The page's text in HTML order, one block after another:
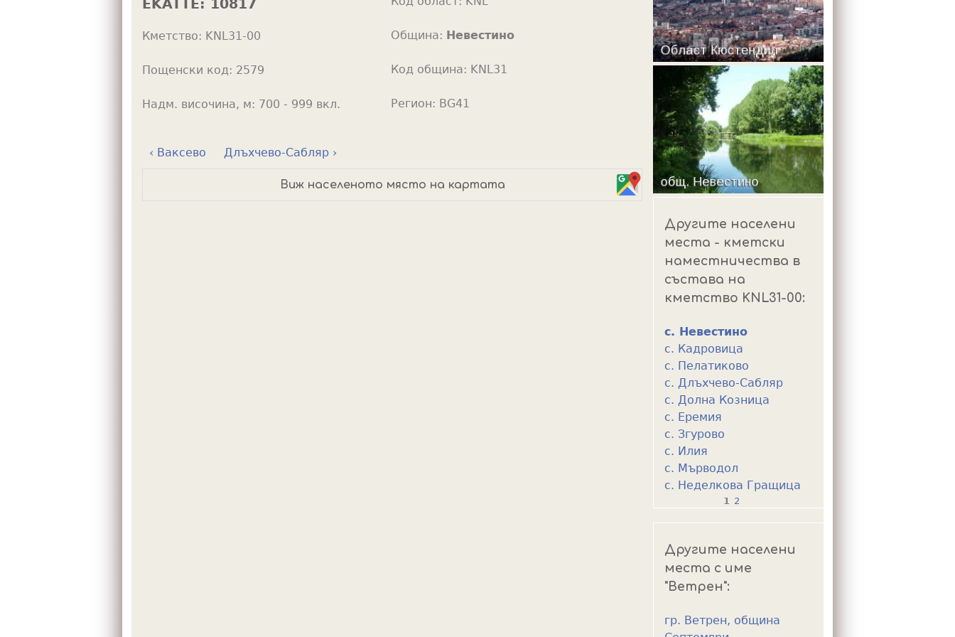
EKATTE: 10817
Кметство: KNL31-00
Пощенски код: 2579
Надм. височина, м: 700 - 999 вкл.
Община: Невестино
Код община: KNL31
Регион: BG41
‹ Ваксево Длъхчево-Сабляр ›
Виж населеното място на картата
Другите населени
места - кметски
наместничества в
състава на
кметство KNL31-00:
с. Невестино
с. Кадровица
с. Пелатиково
с. Длъхчево-Сабляр
с. Долна Козница
с. Еремия
с. Згурово
с. Илия
с. Мърводол
с. Неделкова Гращица
g
e
1 2
Другите населени
места с име
"Ветрен":
гр. Ветрен, община